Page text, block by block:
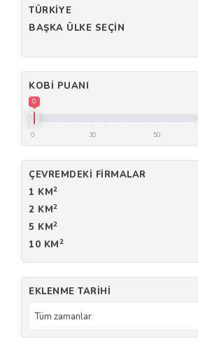
TÜRKIYE
BAŞKA ÜLKE SEÇIN
KOBI PUANI
0
0 30 50
ÇEVREMDEKI FIRMALAR
1 KM2
2 KM2
5 KM2
10 KM2
EKLENME TARIHI
Tüm zamanlar